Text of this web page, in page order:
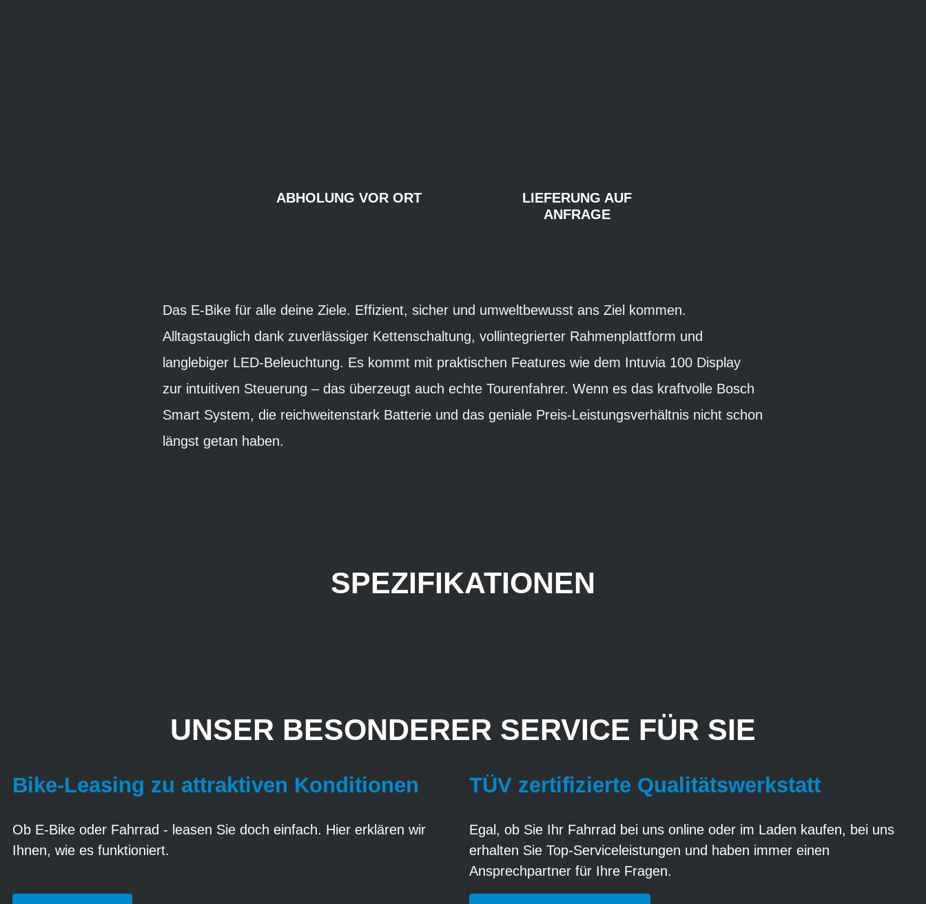
ABHOLUNG VOR ORT
LIEFERUNG AUF
ANFRAGE
Das E-Bike für alle deine Ziele. Effizient, sicher und umweltbewusst ans Ziel kommen.
Alltagstauglich dank zuverlässiger Kettenschaltung, vollintegrierter Rahmenplattform und
langlebiger LED-Beleuchtung. Es kommt mit praktischen Features wie dem Intuvia 100 Display
zur intuitiven Steuerung – das überzeugt auch echte Tourenfahrer. Wenn es das kraftvolle Bosch
Smart System, die reichweitenstark Batterie und das geniale Preis-Leistungsverhältnis nicht schon
längst getan haben.
SPEZIFIKATIONEN
UNSER BESONDERER SERVICE FÜR SIE
Bike-Leasing zu attraktiven Konditionen
Ob E-Bike oder Fahrrad - leasen Sie doch einfach. Hier erklären wir
Ihnen, wie es funktioniert.
TÜV zertifizierte Qualitätswerkstatt
Egal, ob Sie Ihr Fahrrad bei uns online oder im Laden kaufen, bei uns
erhalten Sie Top-Serviceleistungen und haben immer einen
Ansprechpartner für Ihre Fragen.